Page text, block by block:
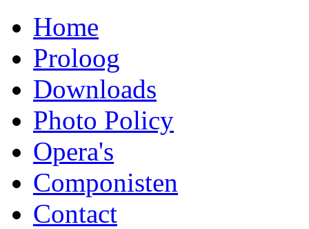
Home
Proloog
Downloads
Photo Policy
Opera's
Componisten
Contact